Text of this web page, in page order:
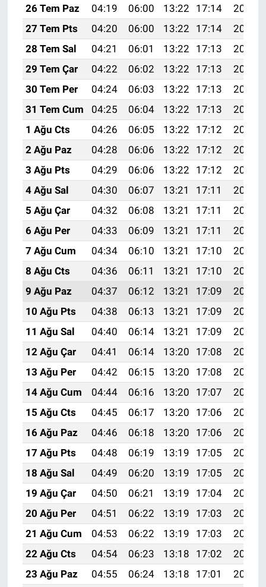
26 Tem Paz
04:19 06:00 13:22 17:14
20:34
27 Tem Pts
04:20 06:00 13:22 17:14
20:33
28 Tem Sal
04:21 06:01 13:22 17:13
20:33
29 Tem Çar
04:22 06:02 13:22 17:13
20:32
30 Tem Per
04:24 06:03 13:22 17:13
20:31
31 Tem Cum
04:25 06:04 13:22 17:13
20:30
1 Ağu Cts
04:26 06:05 13:22 17:12
20:29
2 Ağu Paz
04:28 06:06 13:22 17:12
20:28
3 Ağu Pts
04:29 06:06 13:22 17:12
20:27
4 Ağu Sal
04:30 06:07 13:21 17:11
20:26
5 Ağu Çar
04:32 06:08 13:21 17:11
20:25
6 Ağu Per
04:33 06:09 13:21 17:11
20:24
7 Ağu Cum
04:34 06:10 13:21 17:10
20:22
8 Ağu Cts
04:36 06:11 13:21 17:10
20:21
9 Ağu Paz
04:37 06:12 13:21 17:09
20:20
10 Ağu Pts
04:38 06:13 13:21 17:09
20:19
11 Ağu Sal
04:40 06:14 13:21 17:09
20:18
12 Ağu Çar
04:41 06:14 13:20 17:08
20:17
13 Ağu Per
04:42 06:15 13:20 17:08
20:15
14 Ağu Cum
04:44 06:16 13:20 17:07
20:14
15 Ağu Cts
04:45 06:17 13:20 17:06
20:13
16 Ağu Paz
04:46 06:18 13:20 17:06
20:11
17 Ağu Pts
04:48 06:19 13:19 17:05
20:10
18 Ağu Sal
04:49 06:20 13:19 17:05
20:09
19 Ağu Çar
04:50 06:21 13:19 17:04
20:07
20 Ağu Per
04:51 06:22 13:19 17:03
20:06
21 Ağu Cum
04:53 06:22 13:19 17:03
20:05
22 Ağu Cts
04:54 06:23 13:18 17:02
20:03
23 Ağu Paz
04:55 06:24 13:18 17:01
20:02